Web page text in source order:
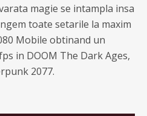
magie se intampla insa
toate setarile la maxim
Mobile obtinand un
in DOOM The Dark Ages,
2077.